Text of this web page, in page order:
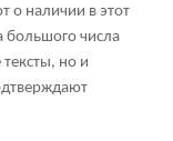
о наличии в этот
большого числа
но и